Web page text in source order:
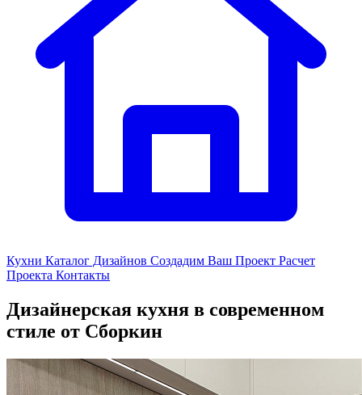
Кухни Каталог Дизайнов Создадим Ваш Проект Расчет
Проекта Контакты
Дизайнерская кухня в современном
стиле от Сборкин